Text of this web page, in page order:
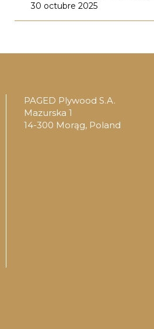
30 octubre 2025
PAGED Plywood S.A.
Mazurska 1
14-300 Morąg, Poland